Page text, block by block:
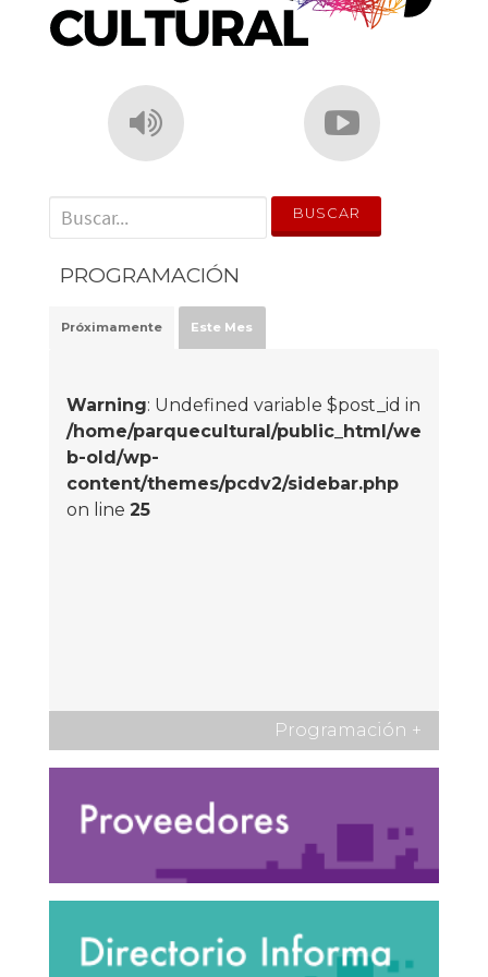
' . __('Search for:') . '
PROGRAMACIÓN
Próximamente Este Mes
Warning: Undefined variable $post_id in
/home/parquecultural/public_html/we
b-old/wp-
content/themes/pcdv2/sidebar.php
on line 25
Programación +